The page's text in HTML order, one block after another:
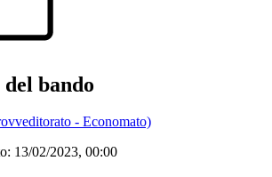
del bando
- Economato)
13/02/2023, 00:00